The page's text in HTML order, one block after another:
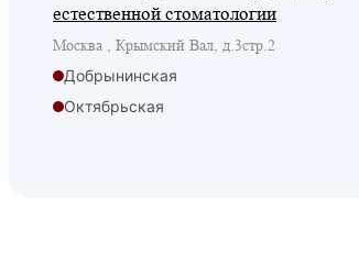
естественной стоматологии
Москва , Крымский Вал, д.3стр.2
Добрынинская
Октябрьская